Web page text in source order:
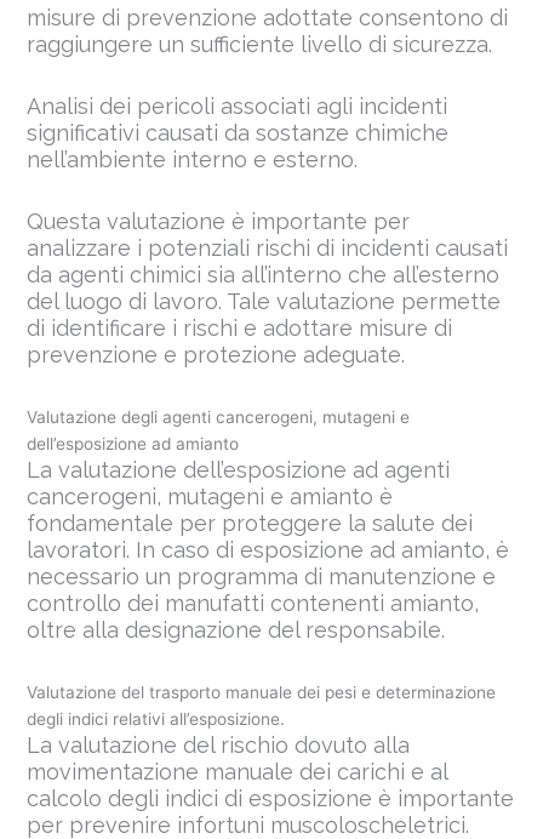
misure di prevenzione adottate consentono di
raggiungere un sufficiente livello di sicurezza.
Analisi dei pericoli associati agli incidenti
significativi causati da sostanze chimiche
nell’ambiente interno e esterno.
Questa valutazione è importante per
analizzare i potenziali rischi di incidenti causati
da agenti chimici sia all’interno che all’esterno
del luogo di lavoro. Tale valutazione permette
di identificare i rischi e adottare misure di
prevenzione e protezione adeguate.
Valutazione degli agenti cancerogeni, mutageni e
dell’esposizione ad amianto
La valutazione dell’esposizione ad agenti
cancerogeni, mutageni e amianto è
fondamentale per proteggere la salute dei
lavoratori. In caso di esposizione ad amianto, è
necessario un programma di manutenzione e
controllo dei manufatti contenenti amianto,
oltre alla designazione del responsabile.
Valutazione del trasporto manuale dei pesi e determinazione
degli indici relativi all’esposizione.
La valutazione del rischio dovuto alla
movimentazione manuale dei carichi e al
calcolo degli indici di esposizione è importante
per prevenire infortuni muscoloscheletrici.